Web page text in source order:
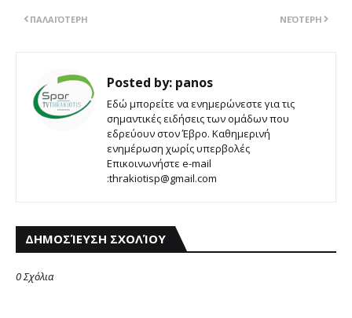
ΝΕΌΤΕΡΗ
ΠΑΛΑΙΌΤΕΡΗ
Posted by: panos
Εδώ μπορείτε να ενημερώνεστε για τις
σημαντικές ειδήσεις των ομάδων που
εδρεύουν στον Έβρο. Καθημερινή
ενημέρωση χωρίς υπερβολές
Επικοινωνήστε e-mail
:thrakiotisp@gmail.com
ΔΗΜΟΣΊΕΥΣΗ ΣΧΟΛΊΟΥ
0 Σχόλια